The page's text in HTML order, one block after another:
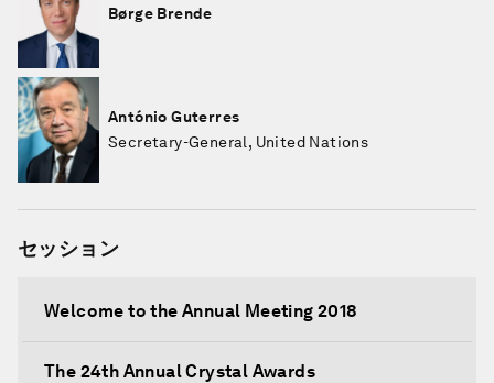
Børge Brende
António Guterres
Secretary-General, United Nations
セッション
Welcome to the Annual Meeting 2018
The 24th Annual Crystal Awards